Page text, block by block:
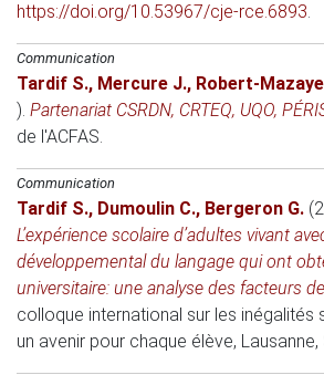
https://doi.org/10.53967/cje-rce.6893.
Communication
Tardif S., Mercure J., Robert-
). Partenariat CSRDN, CRTEQ, UQO,
de l'ACFAS.
Communication
Tardif S., Dumoulin C., Bergeron G.
L’expérience scolaire d’adultes vivant
développemental du langage qui ont
universitaire: une analyse des facteurs
colloque international sur les inégalités
un avenir pour chaque élève, Lausanne,